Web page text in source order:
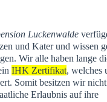
Luckenwalde
und Kater und wissen
Wir alle haben lange
IHK Zertifikat, welches
Somit besitzen wir
Erlaubnis auf ihre